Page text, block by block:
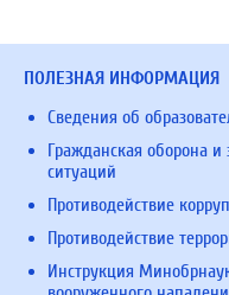
ПОЛЕЗНАЯ ИНФОРМАЦИЯ
Сведения об
Гражданская оборона
ситуаций
Противодействие
Противодействие
Инструкция